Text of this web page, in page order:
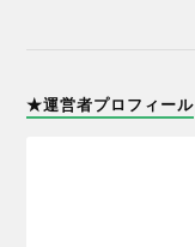
★運営者プロフィール